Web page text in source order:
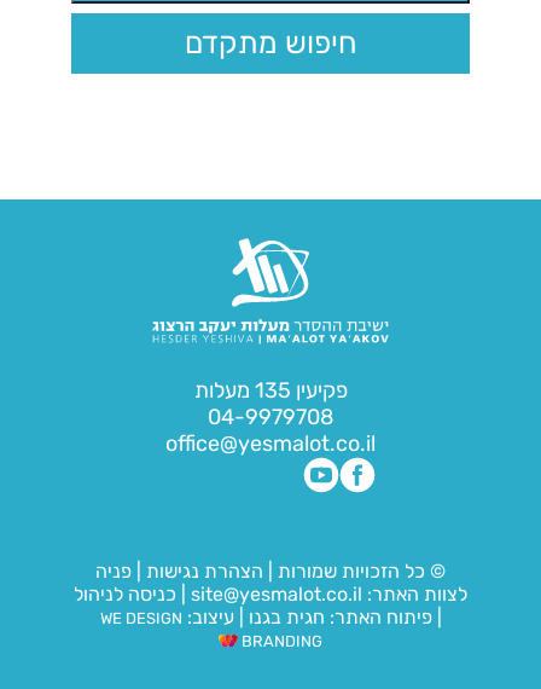
חיפוש מתקדם
פקיעין 135 מעלות
04-9979708
office@yesmalot.co.il
© כל הזכויות שמורות הצהרת נגישות
פניה
לצוות האתר: site@yesmalot.co.il
כניסה לניהול
|פיתוח האתר: חגית בגנו עיצוב: WE DESIGN
BRANDING